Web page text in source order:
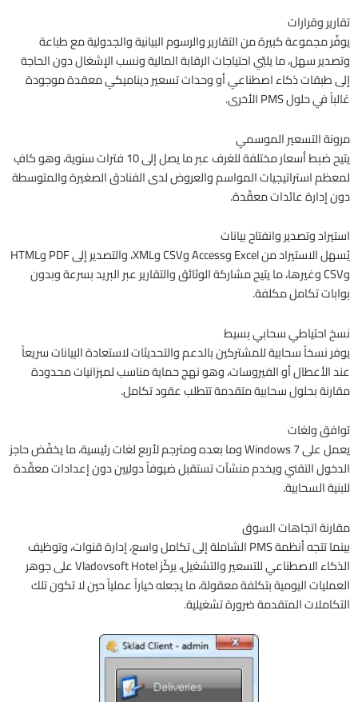
تقارير وقرارات
يوفّر مجموعة كبيرة من التقارير والرسوم البيانية والجدولية مع طباعة
وتصدير سهل، ما يلبّي احتياجات الرقابة المالية ونسب الإشغال دون الحاجة
إلى طبقات ذكاء اصطناعي أو وحدات تسعير ديناميكي معقدة موجودة
غالباً في حلول PMS الأخرى.
مرونة التسعير الموسمي
يتيح ضبط أسعار مختلفة للغرف عبر ما يصل إلى 10 فترات سنوية، وهو كافٍ
لمعظم استراتيجيات المواسم والعروض لدى الفنادق الصغيرة والمتوسطة
دون إدارة عائدات معقّدة.
استيراد وتصدير وانفتاح بيانات
يُسهل الاستيراد من Excel وAccess وCSV وXML، والتصدير إلى PDF وHTML
وCSV وغيرها، ما يتيح مشاركة الوثائق والتقارير عبر البريد بسرعة وبدون
بوابات تكامل مكلفة.
نسخ احتياطي سحابي بسيط
يوفر نسخاً سحابية للمشتركين بالدعم والتحديثات لاستعادة البيانات سريعاً
عند الأعطال أو الفيروسات، وهو نهج حماية مناسب لميزانيات محدودة
مقارنة بحلول سحابية متقدمة تتطلب عقود تكامل.
توافق ولغات
يعمل على Windows 7 وما بعده ومترجم لأربع لغات رئيسية، ما يخفّض حاجز
الدخول التقني ويخدم منشآت تستقبل ضيوفاً دوليين دون إعدادات معقّدة
للبنية السحابية.
مقارنة اتجاهات السوق
بينما تتجه أنظمة PMS الشاملة إلى تكامل واسع، إدارة قنوات، وتوظيف
الذكاء الاصطناعي للتسعير والتشغيل، يركّز Vladovsoft Hotel على جوهر
العمليات اليومية بتكلفة معقولة، ما يجعله خياراً عملياً حين لا تكون تلك
التكاملات المتقدمة ضرورة تشغيلية.